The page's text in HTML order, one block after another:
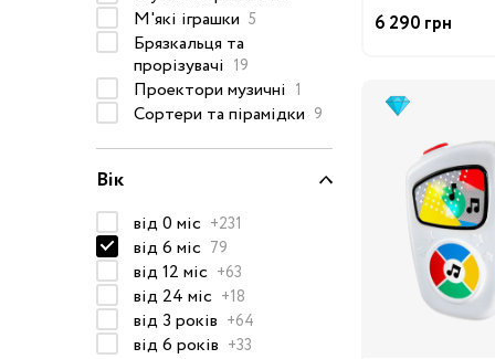
Рюкзаки та сумки
Футболки та майки
Шапки, шарфи,
рукавички
Шорти
Аксесуари
Одяг за розміром
92-104 см
М'які іграшки 5
Брязкальця та
прорізувачі 19
Проектори музичні 1
Сортери та пірамідки 9
Вік
від 0 міс +231
від 6 міс 79
від 12 міс +63
від 24 міс +18
від 3 років +64
від 6 років +33
6 290 грн